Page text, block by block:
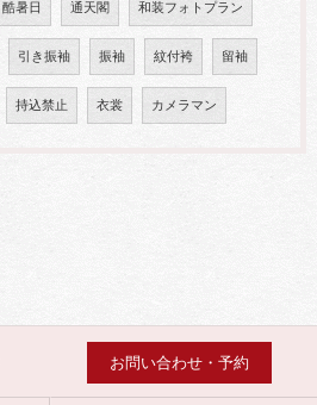
酷暑日 通天閣 和装フォトプラン
引き振袖 振袖 紋付袴 留袖
持込禁止 衣裳 カメラマン
お問い合わせ・予約